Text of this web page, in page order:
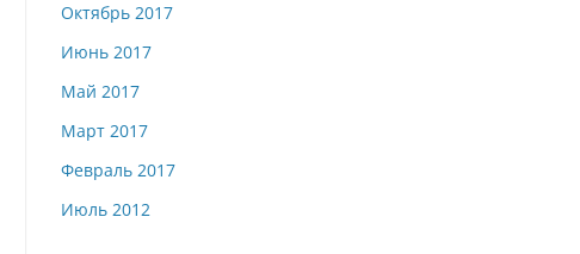
Октябрь 2017
Июнь 2017
Май 2017
Март 2017
Февраль 2017
Июль 2012